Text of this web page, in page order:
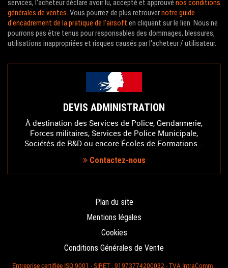
services, l'acheteur déclare avoir lu, accepté et approuvé nos conditions
générales de ventes. Vous pourrez de plus retrouvernotre guide
d'encadrement de la pratique de l'airsoft en cliquant sur le lien. Nous ne
pourrons pas être tenus pour responsables des dommages, blessures,
utilisations inappropriées et risques causés par l'acheteur / utilisateur.
DEVIS ADMINISTRATION
À destination des Services de Police, Gendarmerie,
Forces militaires, Services de Police Municipale,
Sociétés de R&D ou encore Écoles de Formations...
Contactez-nous
Plan du site
Mentions légales
Cookies
Conditions Générales de Vente
Entreprise certifiée ISO 9001 - SIRET : 91973774200032 - TVA IntraComm :